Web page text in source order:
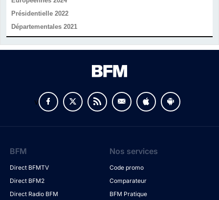
Présidentielle 2022
Départementales 2021
v
BFM
Direct BFMTV
Direct BFM2
Direct Radio BFM
Nos services
Code promo
Comparateur
BFM Pratique